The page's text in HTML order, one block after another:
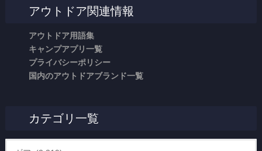
アウトドア関連情報
アウトドア用語集
キャンプアプリ一覧
プライバシーポリシー
国内のアウトドアブランド一覧
カテゴリ一覧